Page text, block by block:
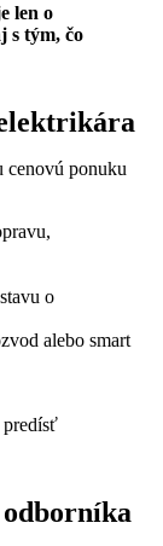
len o
s tým, čo
cenovú ponuku
o
alebo smart
predísť